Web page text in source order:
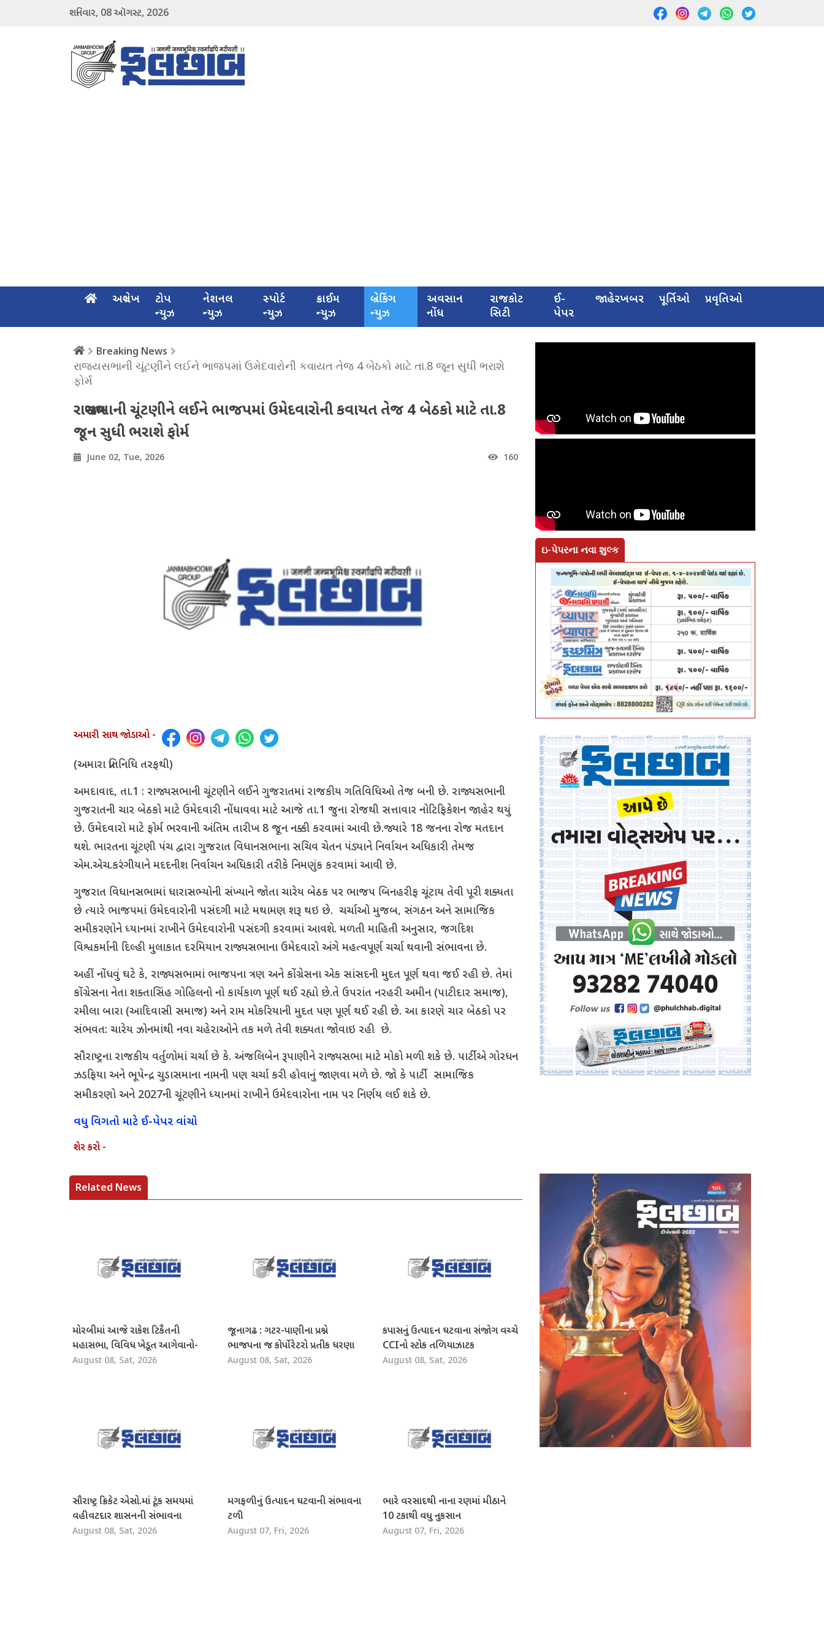
શનિવાર, 08ઑગસ્ટ, 2026
અગ્રલેખ
ટોપ
ન્યુઝ
નેશનલ
ન્યુઝ
સ્પોર્ટ
ન્યુઝ
ક્રાઈમ
ન્યુઝ
બ્રેકિંગ
ન્યુઝ
અવસાન
નોંધ
રાજકોટ
સિટી
ઈ-
પેપર
જાહેરખબર પૂર્તિઓ પ્રવૃતિઓ
Breaking News
રાજ્યસભાની ચૂંટણીને લઈને ભાજપમાં ઉમેદવારોની કવાયત તેજ 4 બેઠકો માટે તા.8 જૂન સુધી ભરાશે
ફોર્મ
રાજ્યસભાની ચૂંટણીને લઈને ભાજપમાં ઉમેદવારોની કવાયત તેજ 4 બેઠકો માટે તા.8
જૂન સુધી ભરાશે ફોર્મ
June 02, Tue, 2026 160
અમારી સાથ જોડાઓ -
(અમારા પ્રતિનિધિ તરફથી)
અમદાવાદ, તા.1 : રાજ્યસભાની ચૂંટણીને લઈને ગુજરાતમાં રાજકીય ગતિવિધિઓ તેજ બની છે. રાજ્યસભાની
ગુજરાતની ચાર બેઠકો માટે ઉમેદવારી નોંધાવવા માટે આજે તા.1 જુના રોજથી સત્તાવાર નોટિફિકેશન જાહેર થયું
છે. ઉમેદવારો માટે ફોર્મ ભરવાની અંતિમ તારીખ 8 જૂન નક્કી કરવામાં આવી છે.જ્યારે 18 જનના રોજ મતદાન
થશે. ભારતના ચૂંટણી પંચ દ્વારા ગુજરાત વિધાનસભાના સચિવ ચેતન પંડ્યાને નિર્વાચન અધિકારી તેમજ
એમ.એચ.કરંગીયાને મદદનીશ નિર્વાચન અધિકારી તરીકે નિમણુંક કરવામાં આવી છે.
ગુજરાત વિધાનસભામાં ધારાસભ્યોની સંખ્યાને જોતા ચારેય બેઠક પર ભાજપ બિનહરીફ ચૂંટાય તેવી પૂરી શક્યતા
છે ત્યારે ભાજપમાં ઉમેદવારોની પસંદગી માટે મથામણ શરૂ થઇ છે. ચર્ચાઓ મુજબ, સંગઠન અને સામાજિક
સમીકરણોને ધ્યાનમાં રાખીને ઉમેદવારોની પસંદગી કરવામાં આવશે. મળતી માહિતી અનુસાર, જગદિશ
વિશ્વકર્માની દિલ્હી મુલાકાત દરમિયાન રાજ્યસભાના ઉમેદવારો અંગે મહત્વપૂર્ણ ચર્ચા થવાની સંભાવના છે.
અહીં નોંધવું ઘટે કે, રાજ્યસભામાં ભાજપના ત્રણ અને કોંગ્રેસના એક સાંસદની મુદત પૂર્ણ થવા જઈ રહી છે. તેમાં
કોંગ્રેસના નેતા શક્તાસિંહ ગોહિલનો નો કાર્યકાળ પૂર્ણ થઈ રહ્યો છે.તે ઉપરાંત નરહરી અમીન (પાટીદાર સમાજ),
રમીલા બારા (આદિવાસી સમાજ) અને રામ મોકરિયાની મુદત પણ પૂર્ણ થઈ રહી છે. આ કારણે ચાર બેઠકો પર
સંભવત: ચારેય ઝોનમાંથી નવા ચહેરાઓને તક મળે તેવી શક્યતા જોવાઇ રહી છે.
સૌરાષ્ટ્રના રાજકીય વર્તુળોમાં ચર્ચા છે કે. અંજલિબેન રૂપાણીને રાજ્યસભા માટે મોકો મળી શકે છે. પાર્ટીએ ગોરધન
ઝડફિયા અને ભૂપેન્દ્ર ચુડાસમાના નામની પણ ચર્ચા કરી હોવાનું જાણવા મળે છે. જો કે પાર્ટી સામાજિક
સમીકરણો અને 2027ની ચૂંટણીને ધ્યાનમાં રાખીને ઉમેદવારોના નામ પર નિર્ણય લઈ શકે છે.
વધુ વિગતો માટે ઈ-પેપર વાંચો
શેર કરો -
ઇ-પેપરના નવા શુલ્ક
Related News
મોરબીમાં આજે રાકેશ ટિકૈતની
મહાસભા, વિવિધ ખેડૂત આગેવાનો-
નેતા રહેશે હાજર
August 08, Sat, 2026
જૂનાગઢ : ગટર-પાણીના પ્રશ્ને
ભાજપના જ કોર્પોરેટરો પ્રતીક ધરણા
પર
August 08, Sat, 2026
કપાસનું ઉત્પાદન ઘટવાના સંજોગ વચ્ચે
CCIનો સ્ટોક તળિયાઝાટક
August 08, Sat, 2026
સૌરાષ્ટ્ર ક્રિકેટ એસો.માં ટૂંક સમયમાં
વહીવટદાર શાસનની સંભાવના
August 08, Sat, 2026
મગફળીનું ઉત્પાદન ઘટવાની સંભાવના
ટળી
August 07, Fri, 2026
ભારે વરસાદથી નાના રણમાં મીઠાને
10 ટકાથી વધુ નુકસાન
August 07, Fri, 2026